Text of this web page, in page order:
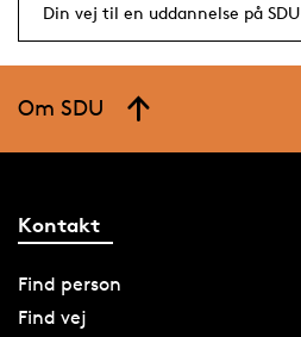
Din vej til en uddannelse på SDU
Om SDU
Kontakt
Find person
Find vej